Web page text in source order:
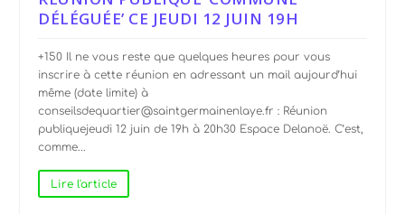
DÉLÉGUÉE’ CE JEUDI 12 JUIN 19H
+150 Il ne vous reste que quelques heures pour vous
inscrire à cette réunion en adressant un mail aujourd’hui
même (date limite) à
conseilsdequartier@saintgermainenlaye.fr : Réunion
publiquejeudi 12 juin de 19h à 20h30 Espace Delanoë. C’est,
comme...
Lire l'article